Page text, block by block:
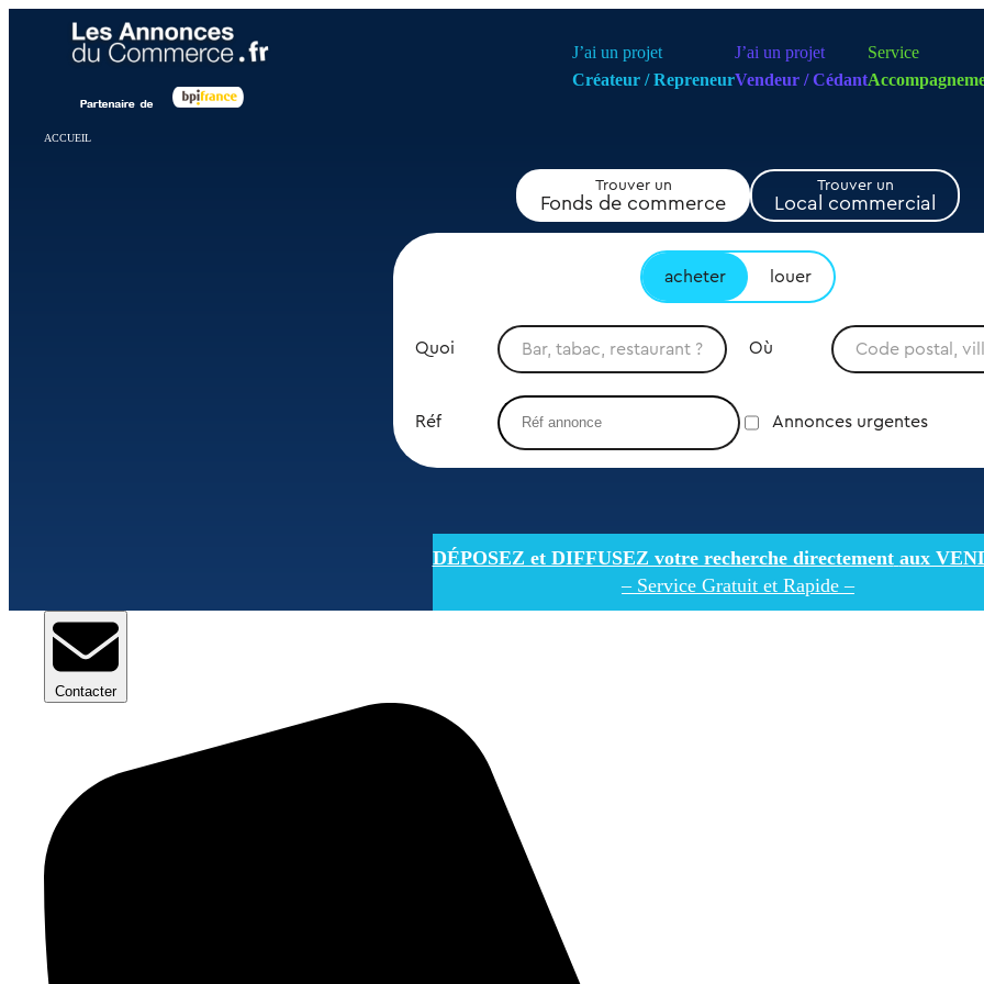
J’ai un projet
Créateur / Repreneur
J’ai un projet
Vendeur / Cédant
Service
ACCUEIL
Trouver un
Fonds de commerce
Trouver un
Local commercial
acheter louer
Quoi Où
Réf Annonces urgentes
DÉPOSEZ et DIFFUSEZ votre recherche directement aux
– Service Gratuit et Rapide –
Contacter
Panneau de gestion des cookies